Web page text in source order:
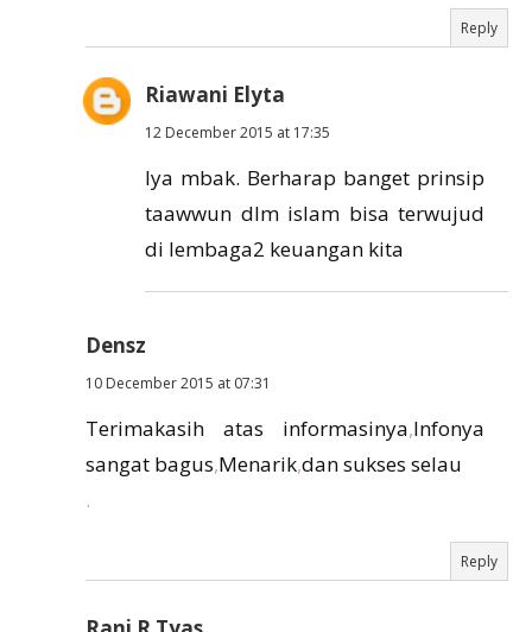
Reply
Riawani Elyta
12 December 2015 at 17:35
Iya mbak. Berharap banget prinsip
taawwun dlm islam bisa terwujud
di lembaga2 keuangan kita
Densz
10 December 2015 at 07:31
Terimakasih atas informasinya,Infonya
sangat bagus,Menarik,dan sukses selau
.
Reply